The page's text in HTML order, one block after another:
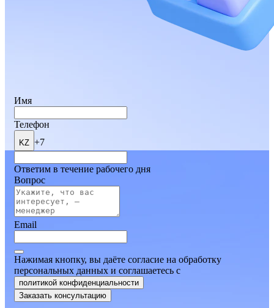
Имя
Телефон
KZ +7
Ответим в течение рабочего дня
Вопрос
Email
Нажимая кнопку, вы даёте согласие на обработку
персональных данных и соглашаетесь c
политикой конфиденциальности
Заказать консультацию